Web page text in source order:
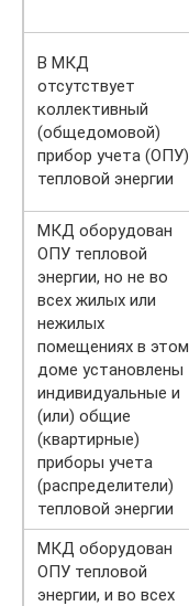
В МКД
отсутствует
коллективный
(общедомовой)
прибор учета (ОПУ)
тепловой энергии
МКД оборудован
ОПУ тепловой
энергии, но не во
всех жилых или
нежилых
помещениях в этом
доме установлены
индивидуальные и
(или) общие
(квартирные)
приборы учета
(распределители)
тепловой энергии
МКД оборудован
ОПУ тепловой
энергии, и во всех